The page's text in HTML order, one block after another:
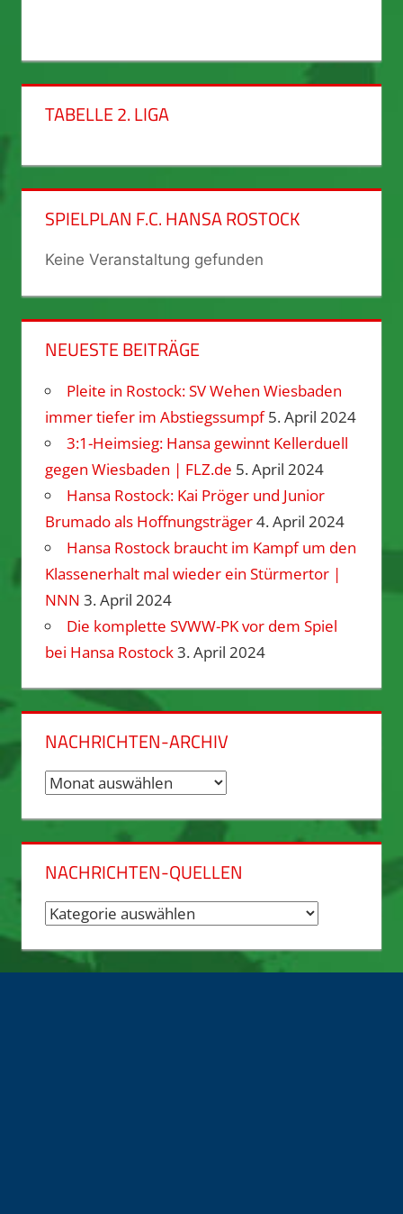
TABELLE 2. LIGA
SPIELPLAN F.C. HANSA ROSTOCK
Keine Veranstaltung gefunden
NEUESTE BEITRÄGE
Pleite in Rostock: SV Wehen Wiesbaden
immer tiefer im Abstiegssumpf 5. April 2024
3:1-Heimsieg: Hansa gewinnt Kellerduell
gegen Wiesbaden | FLZ.de 5. April 2024
Hansa Rostock: Kai Pröger und Junior
Brumado als Hoffnungsträger4. April 2024
Hansa Rostock braucht im Kampf um den
Klassenerhalt mal wieder ein Stürmertor |
NNN 3. April 2024
Die komplette SVWW-PK vor dem Spiel
bei Hansa Rostock3. April 2024
NACHRICHTEN-ARCHIV
Nachrichten-
NACHRICHTEN-QUELLEN
Nachrichten-